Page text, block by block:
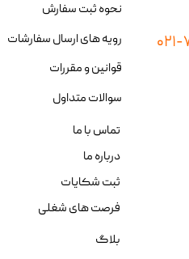
نحوه ثبت سفارش
رویه های ارسال سفارشات
قوانین و مقررات
سوالات متداول
تماس با ما
درباره ما
ثبت شکایات
فرصت های شغلی
بلاگ